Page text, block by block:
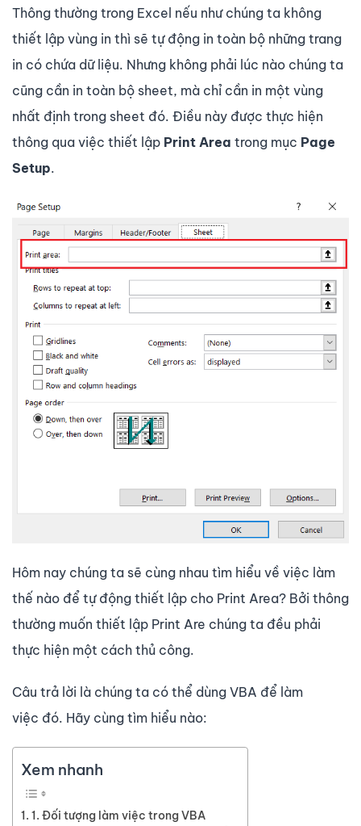
Thông thường trong Excel nếu như chúng ta không
thiết lập vùng in thì sẽ tự động in toàn bộ những trang
in có chứa dữ liệu. Nhưng không phải lúc nào chúng ta
cũng cần in toàn bộ sheet, mà chỉ cần in một vùng
nhất định trong sheet đó. Điều này được thực hiện
thông qua việc thiết lập Print Area trong mục Page
Setup.
Hôm nay chúng ta sẽ cùng nhau tìm hiểu về việc làm
thế nào để tự động thiết lập cho Print Area? Bởi thông
thường muốn thiết lập Print Are chúng ta đều phải
thực hiện một cách thủ công.
Câu trả lời là chúng ta có thể dùng VBA để làm
việc đó. Hãy cùng tìm hiểu nào:
Xem nhanh
1. Đối tượng làm việc trong VBA